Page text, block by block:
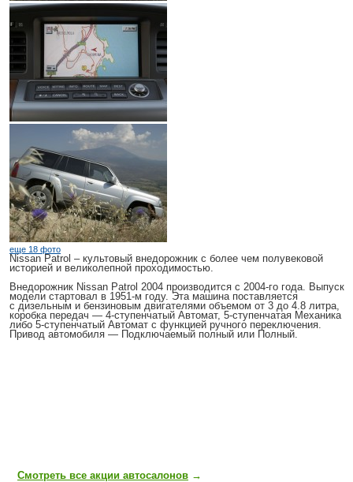
еще 18 фото
Nissan Patrol – культовый внедорожник с более чем полувековой
историей и великолепной проходимостью.
Внедорожник Nissan Patrol 2004 производится с 2004-го года. Выпуск
модели стартовал в 1951-м году. Эта машина поставляется
с дизельным и бензиновым двигателями объемом от 3 до 4.8 литра,
коробка передач — 4-ступенчатый Автомат, 5-ступенчатая Механика
либо 5-ступенчатый Автомат с функцией ручного переключения.
Привод автомобиля — Подключаемый полный или Полный.
Смотреть все акции автосалонов →